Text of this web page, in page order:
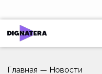
Главная — Новости